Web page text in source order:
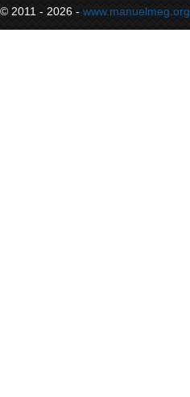
© 2011 - 2026 - www.manuelmeg.org